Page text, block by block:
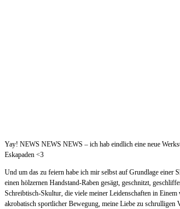
Yay! NEWS NEWS NEWS – ich hab eindlich eine neue
Eskapaden <3
Und um das zu feiern habe ich mir selbst auf Grundlage einer
einen hölzernen Handstand-Raben gesägt, geschnitzt,
Schreibtisch-Skultur, die viele meiner Leidenschaften in Einem
akrobatisch sportlicher Bewegung, meine Liebe zu schrulligen